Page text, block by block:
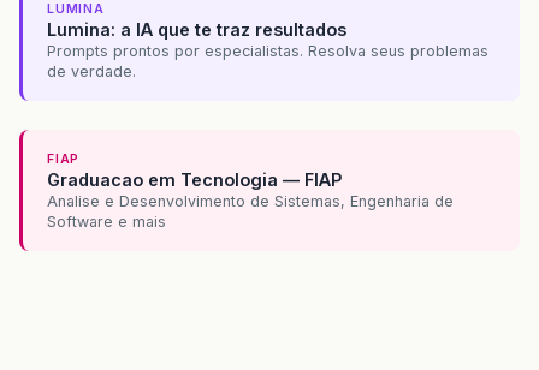
LUMINA
Lumina: a IA que te traz resultados
Prompts prontos por especialistas. Resolva seus problemas
de verdade.
FIAP
Graduacao em Tecnologia — FIAP
Analise e Desenvolvimento de Sistemas, Engenharia de
Software e mais